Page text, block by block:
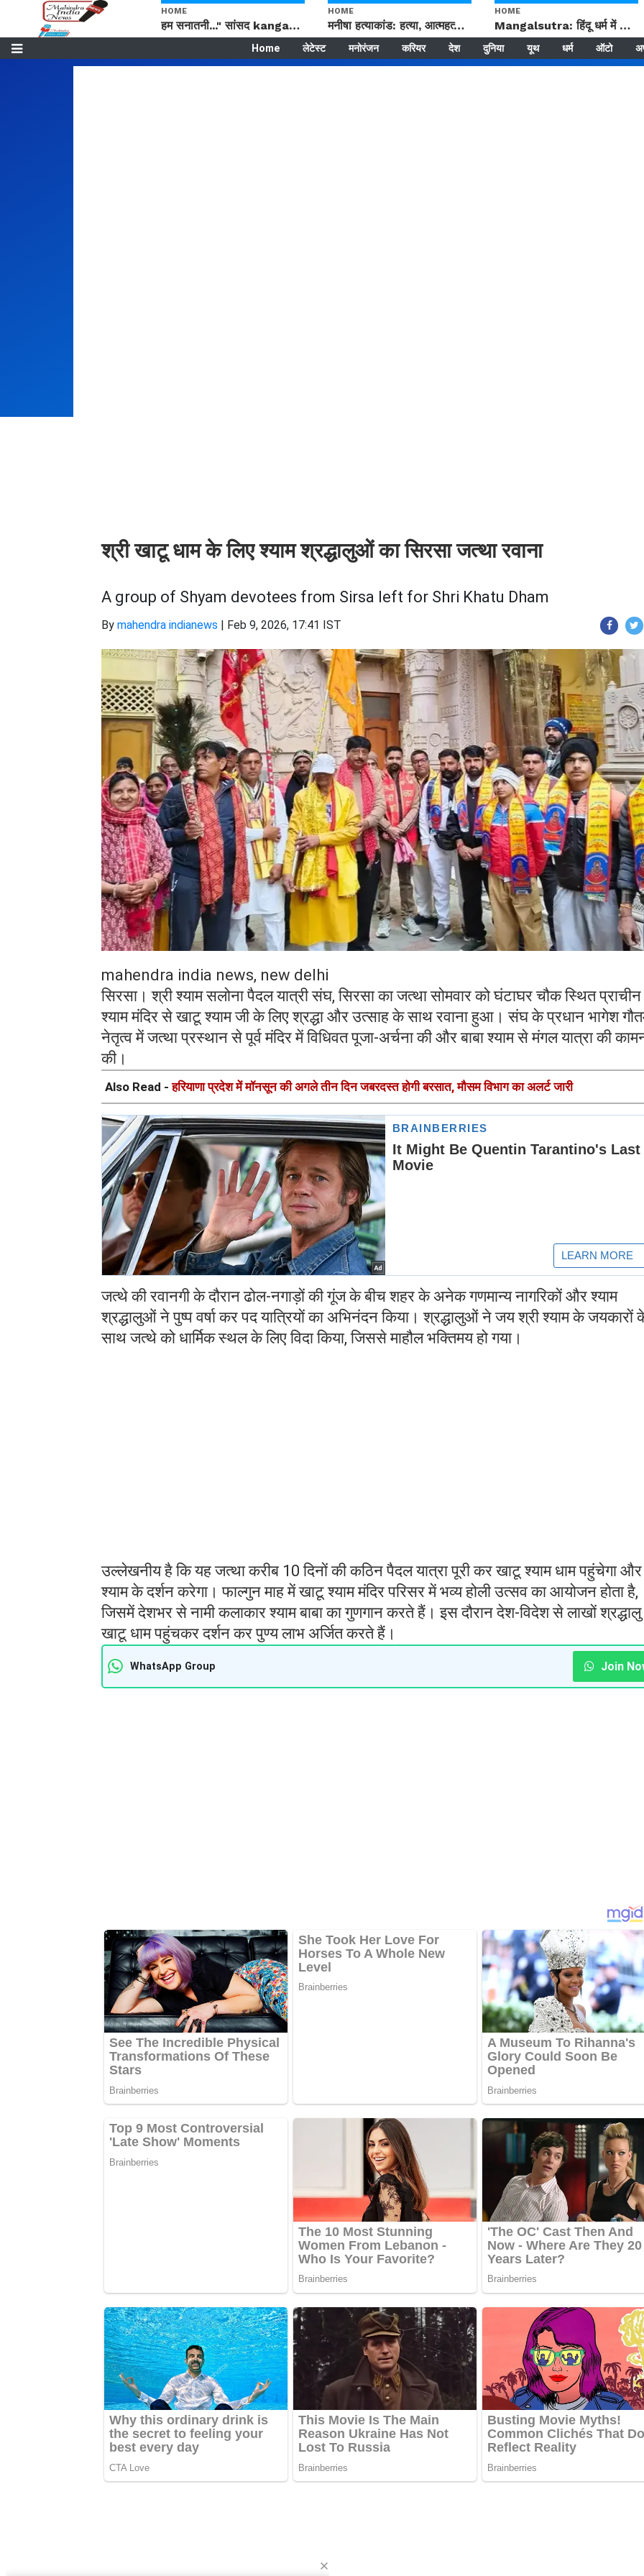
HOME
हम सनातनी..." सांसद kangana Ranaut से क्या बोली लड़की? Viral Jantar-Mantar | CJP protest
HOME
मनीषा हत्याकांड: हत्या, आत्महत्या या कोई बड़ा राज? | Full Story | Josh Haryana
HOME
Mangalsutra: हिंदू धर्म में शादी के बाद मंगलसूत्र क्यों पहनती है महिलाएं, किसने शुरु की ये परंपरा
Home लेटेस्ट मनोरंजन करियर देश दुनिया यूथ धर्म ऑटो
श्री खाटू धाम के लिए श्याम श्रद्धालुओं का सिरसा जत्था रवाना
A group of Shyam devotees from Sirsa left for Shri Khatu Dham
By mahendra indianews | Feb 9, 2026, 17:41 IST
mahendra india news, new delhi
सिरसा। श्री श्याम सलोना पैदल यात्री संघ, सिरसा का जत्था सोमवार को घंटाघर चौक स्थित प्राचीन
श्याम मंदिर से खाटू श्याम जी के लिए श्रद्धा और उत्साह के साथ रवाना हुआ। संघ के प्रधान भागेश
नेतृत्व में जत्था प्रस्थान से पूर्व मंदिर में विधिवत पूजा-अर्चना की और बाबा श्याम से मंगल यात्रा की
की।
Also Read -हरियाणा प्रदेश में मॉनसून की अगले तीन दिन जबरदस्त होगी बरसात, मौसम विभाग का अलर्ट जारी
जत्थे की रवानगी के दौरान ढोल-नगाड़ों की गूंज के बीच शहर के अनेक गणमान्य नागरिकों और श्याम
श्रद्धालुओं ने पुष्प वर्षा कर पद यात्रियों का अभिनंदन किया। श्रद्धालुओं ने जय श्री श्याम के जयकारों
साथ जत्थे को धार्मिक स्थल के लिए विदा किया, जिससे माहौल भक्तिमय हो गया।
उल्लेखनीय है कि यह जत्था करीब 10 दिनों की कठिन पैदल यात्रा पूरी कर खाटू श्याम धाम पहुंचेगा और
श्याम के दर्शन करेगा। फाल्गुन माह में खाटू श्याम मंदिर परिसर में भव्य होली उत्सव का आयोजन होता है,
जिसमें देशभर से नामी कलाकार श्याम बाबा का गुणगान करते हैं। इस दौरान देश-विदेश से लाखों श्रद्धालु
खाटू धाम पहुंचकर दर्शन कर पुण्य लाभ अर्जित करते हैं।
WhatsApp Group Join